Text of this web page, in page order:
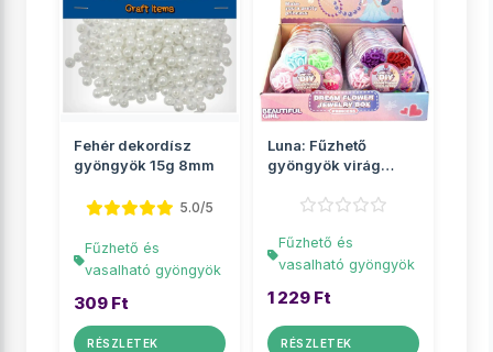
Fehér dekordísz
gyöngyök 15g 8mm
5.0/5
Fűzhető és
vasalható gyöngyök
309 Ft
RÉSZLETEK
Luna: Fűzhető
gyöngyök virág
többf�...
Fűzhető és
vasalható gyöngyök
1 229 Ft
RÉSZLETEK